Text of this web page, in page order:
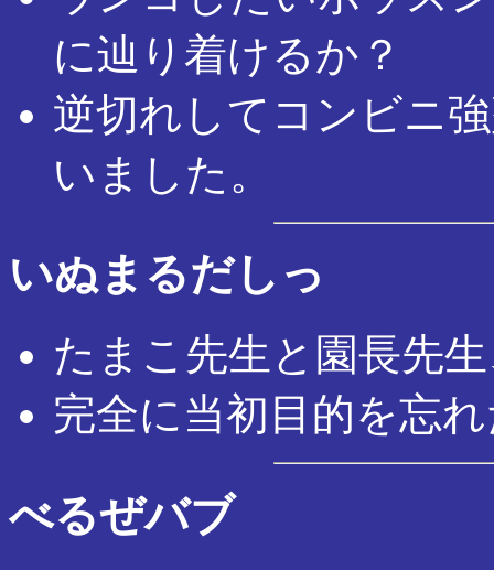
に辿り着けるか？
逆切れしてコンビニ
いました。
いぬまるだしっ
たまこ先生と園長先
完全に当初目的を忘
べるぜバブ